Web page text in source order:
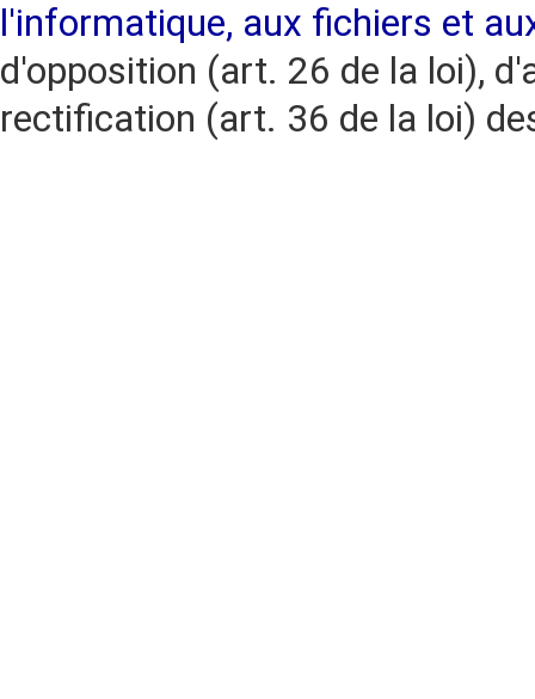
l'informatique, aux fichiers et
d'opposition (art. 26 de la loi),
rectification (art. 36 de la loi)